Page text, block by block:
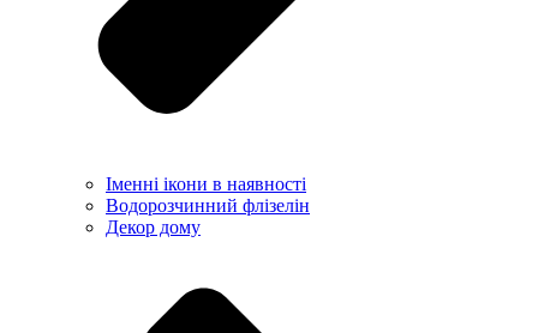
Іменні ікони в наявності
Водорозчинний флізелін
Декор дому